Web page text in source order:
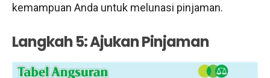
kemampuan Anda untuk melunasi pinjaman.
Langkah 5: Ajukan Pinjaman